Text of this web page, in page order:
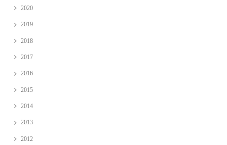
2020
2019
2018
2017
2016
2015
2014
2013
2012